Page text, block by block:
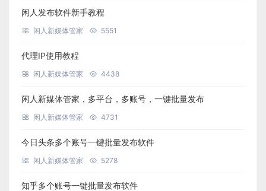
闲人发布软件新手教程
闲人新媒体管家 5551
代理IP使用教程
闲人新媒体管家 4438
闲人新媒体管家，多平台，多账号，一键批量发布
闲人新媒体管家 4731
今日头条多个账号一键批量发布软件
闲人新媒体管家 5278
知乎多个账号一键批量发布软件